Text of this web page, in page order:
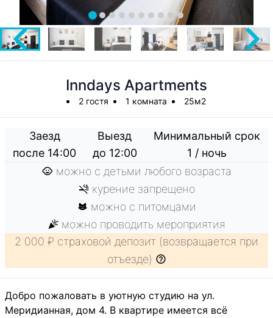
Inndays Apartments
2 гостя 1 комната 25м2
Заезд
после 14:00
Выезд
до 12:00
Минимальный срок
1 / ночь
можно с детьми любого возраста
курение запрещено
можно с питомцами
можно проводить мероприятия
2 000 ₽ страховой депозит (возвращается при
отъезде)
Добро пожаловать в уютную студию на ул.
Меридианная, дом 4. В квартире имеется всё